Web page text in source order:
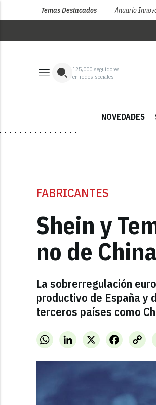
Temas Destacados Anuario
125,000 seguidores
en redes sociales
NOVEDADES
FABRICANTES
Shein y
no de
La sobrerregulación
productivo de España y
terceros países como
WhatsAppLinkedInX Facebook